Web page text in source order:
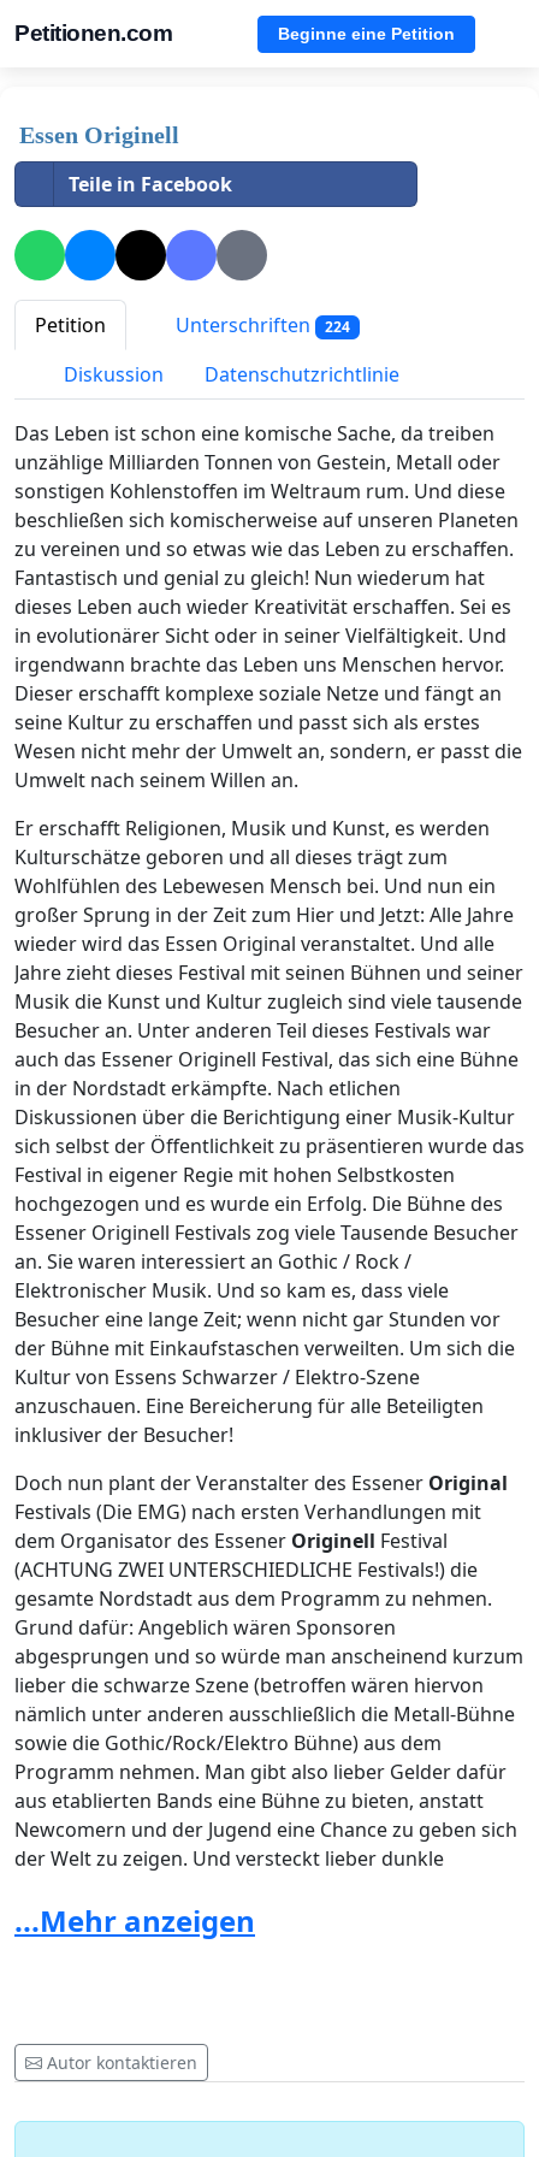
Petitionen.com Beginne eine Petition
Essen Originell
Teile in Facebook
Petition Unterschriften 224
Diskussion Datenschutzrichtlinie
Das Leben ist schon eine komische Sache, da treiben
unzählige Milliarden Tonnen von Gestein, Metall oder
sonstigen Kohlenstoffen im Weltraum rum. Und diese
beschließen sich komischerweise auf unseren Planeten
zu vereinen und so etwas wie das Leben zu erschaffen.
Fantastisch und genial zu gleich! Nun wiederum hat
dieses Leben auch wieder Kreativität erschaffen. Sei es
in evolutionärer Sicht oder in seiner Vielfältigkeit. Und
irgendwann brachte das Leben uns Menschen hervor.
Dieser erschafft komplexe soziale Netze und fängt an
seine Kultur zu erschaffen und passt sich als erstes
Wesen nicht mehr der Umwelt an, sondern, er passt die
Umwelt nach seinem Willen an.
Er erschafft Religionen, Musik und Kunst, es werden
Kulturschätze geboren und all dieses trägt zum
Wohlfühlen des Lebewesen Mensch bei. Und nun ein
großer Sprung in der Zeit zum Hier und Jetzt: Alle Jahre
wieder wird das Essen Original veranstaltet. Und alle
Jahre zieht dieses Festival mit seinen Bühnen und seiner
Musik die Kunst und Kultur zugleich sind viele tausende
Besucher an. Unter anderen Teil dieses Festivals war
auch das Essener Originell Festival, das sich eine Bühne
in der Nordstadt erkämpfte. Nach etlichen
Diskussionen über die Berichtigung einer Musik-Kultur
sich selbst der Öffentlichkeit zu präsentieren wurde das
Festival in eigener Regie mit hohen Selbstkosten
hochgezogen und es wurde ein Erfolg. Die Bühne des
Essener Originell Festivals zog viele Tausende Besucher
an. Sie waren interessiert an Gothic / Rock /
Elektronischer Musik. Und so kam es, dass viele
Besucher eine lange Zeit; wenn nicht gar Stunden vor
der Bühne mit Einkaufstaschen verweilten. Um sich die
Kultur von Essens Schwarzer / Elektro-Szene
anzuschauen. Eine Bereicherung für alle Beteiligten
inklusiver der Besucher!
Doch nun plant der Veranstalter des Essener Original
Festivals (Die EMG) nach ersten Verhandlungen mit
dem Organisator des Essener Originell Festival
(ACHTUNG ZWEI UNTERSCHIEDLICHE Festivals!) die
gesamte Nordstadt aus dem Programm zu nehmen.
Grund dafür: Angeblich wären Sponsoren
abgesprungen und so würde man anscheinend kurzum
lieber die schwarze Szene (betroffen wären hiervon
nämlich unter anderen ausschließlich die Metall-Bühne
sowie die Gothic/Rock/Elektro Bühne) aus dem
Programm nehmen. Man gibt also lieber Gelder dafür
aus etablierten Bands eine Bühne zu bieten, anstatt
Newcomern und der Jugend eine Chance zu geben sich
der Welt zu zeigen. Und versteckt lieber dunkle
Und das ist in unseren Augen eine Beschneidung der
Noisuf X, Roter Sand, Amox Mind usw. verschwindend
gering, solchen Künstlern wird die Bühne entzogen!
...Mehr anzeigen
Autor kontaktieren